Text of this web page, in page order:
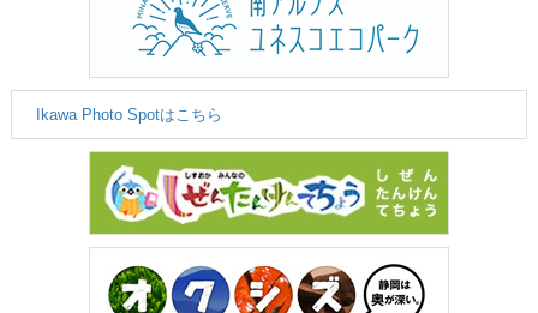
Ikawa Photo Spotはこちら